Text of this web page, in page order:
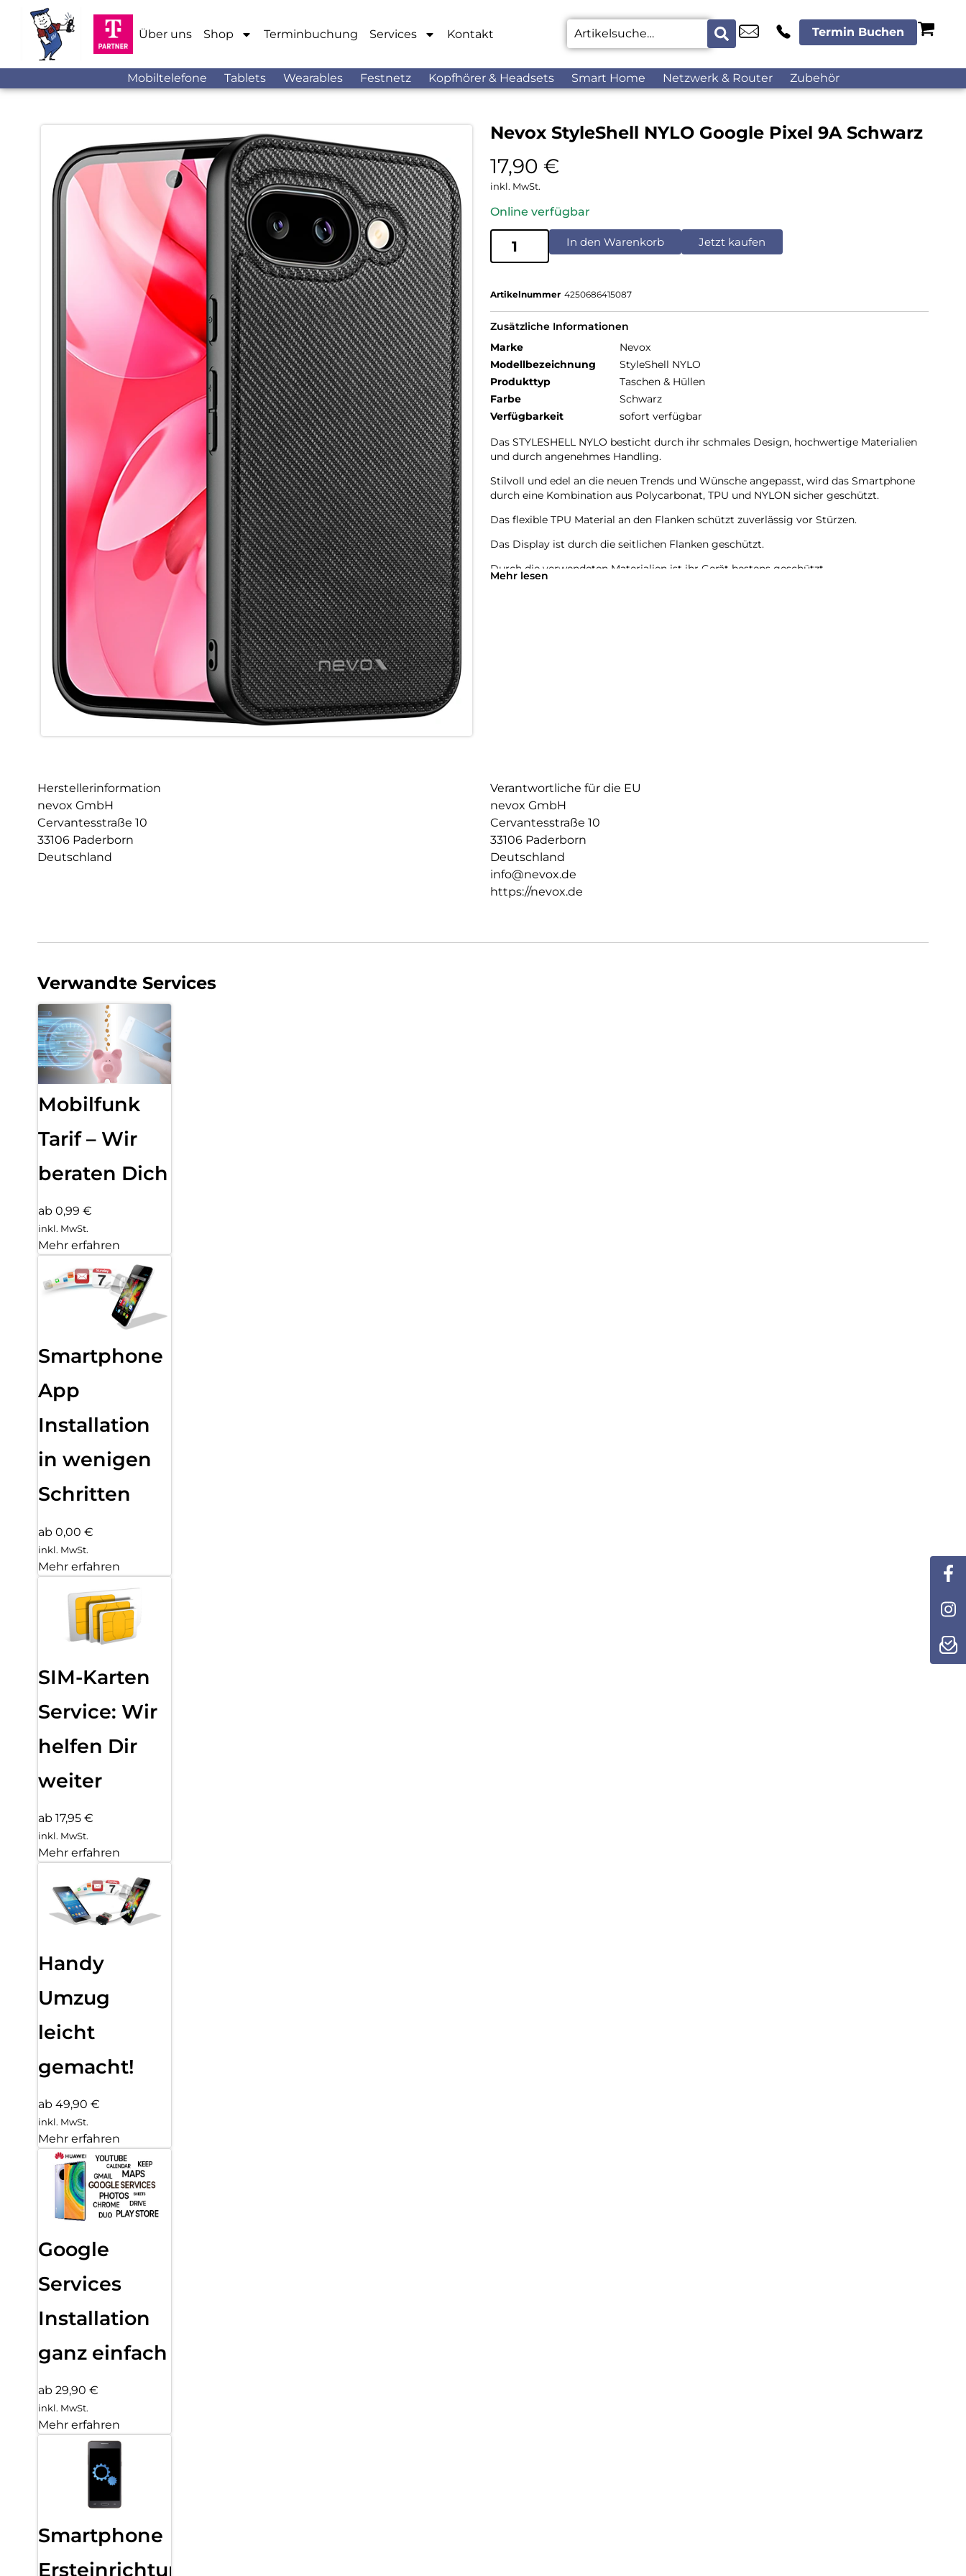
Über uns Shop Terminbuchung Services Kontakt Termin Buchen
Mobiltelefone Tablets Wearables Festnetz Kopfhörer & Headsets Smart Home Netzwerk & Router Zubehör
Nevox StyleShell NYLO Google Pixel 9A Schwarz
17,90 €
inkl. MwSt.
Online verfügbar
In den Warenkorb Jetzt kaufen
Artikelnummer 4250686415087
Zusätzliche Informationen
Marke
Nevox
Modellbezeichnung
StyleShell NYLO
Produkttyp
Taschen & Hüllen
Farbe
Schwarz
Verfügbarkeit
sofort verfügbar
Das STYLESHELL NYLO besticht durch ihr schmales Design, hochwertige Materialien
und durch angenehmes Handling.
Stilvoll und edel an die neuen Trends und Wünsche angepasst, wird das Smartphone
durch eine Kombination aus Polycarbonat, TPU und NYLON sicher geschützt.
Das flexible TPU Material an den Flanken schützt zuverlässig vor Stürzen.
Das Display ist durch die seitlichen Flanken geschützt.
Durch die verwendeten Materialien ist ihr Gerät bestens geschützt.
Mehr lesen
Herstellerinformation
nevox GmbH
Cervantesstraße 10
33106 Paderborn
Deutschland
Verantwortliche für die EU
nevox GmbH
Cervantesstraße 10
33106 Paderborn
Deutschland
info@nevox.de
https://nevox.de
Verwandte Services
Mobilfunk
Tarif – Wir
beraten Dich
ab 0,99 €
inkl. MwSt.
Mehr erfahren
Smartphone
App
Installation
in wenigen
Schritten
ab 0,00 €
inkl. MwSt.
Mehr erfahren
SIM-Karten
Service: Wir
helfen Dir
weiter
ab 17,95 €
inkl. MwSt.
Mehr erfahren
Handy
Umzug
leicht
gemacht!
ab 49,90 €
inkl. MwSt.
Mehr erfahren
Google
Services
Installation
ganz einfach
ab 29,90 €
inkl. MwSt.
Mehr erfahren
Smartphone
Ersteinrichtung